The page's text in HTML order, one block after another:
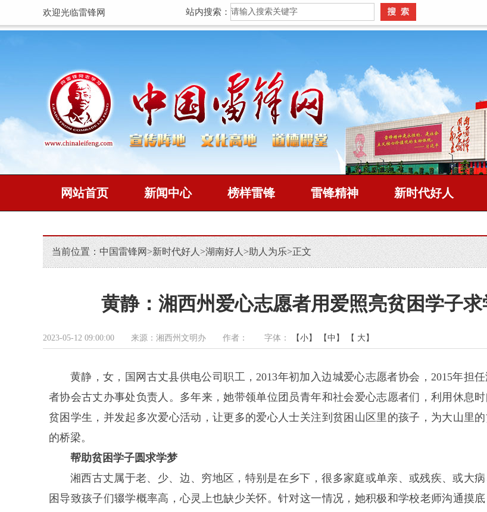
欢迎光临雷锋网 站内搜索：
网站首页 新闻中心 榜样雷锋 雷锋精神 新时代好人
当前位置： 中国雷锋网>新时代好人 >湖南好人 >助人为乐>正文
黄静：湘西州爱心志愿者用爱照亮贫困学子求
2023-05-12 09:00:00 来源：湘西州文明办 作者： 字体： 【小】 【中】 【 大】
黄静，女，国网古丈县供电公司职工，2013年初加入边城爱心志愿者协会，2015年担
者协会古丈办事处负责人。多年来，她带领单位团员青年和社会爱心志愿者们，利用休息
贫困学生，并发起多次爱心活动，让更多的爱心人士关注到贫困山区里的孩子，为大山里
的桥梁。
帮助贫困学子圆求学梦
湘西古丈属于老、少、边、穷地区，特别是在乡下，很多家庭或单亲、或残疾、或大
困导致孩子们辍学概率高，心灵上也缺少关怀。针对这一情况，她积极和学校老师沟通摸